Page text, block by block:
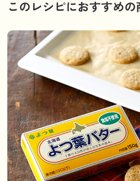
このレシピにおすすめの